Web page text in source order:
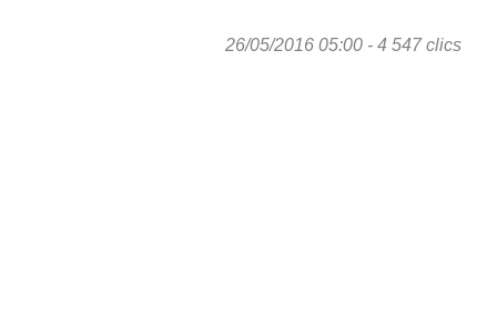
26/05/2016 05:00 - 4 547 clics